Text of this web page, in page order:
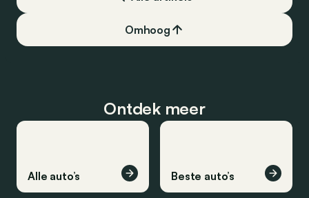
Omhoog
Ontdek meer
Alle auto’s Beste auto’s